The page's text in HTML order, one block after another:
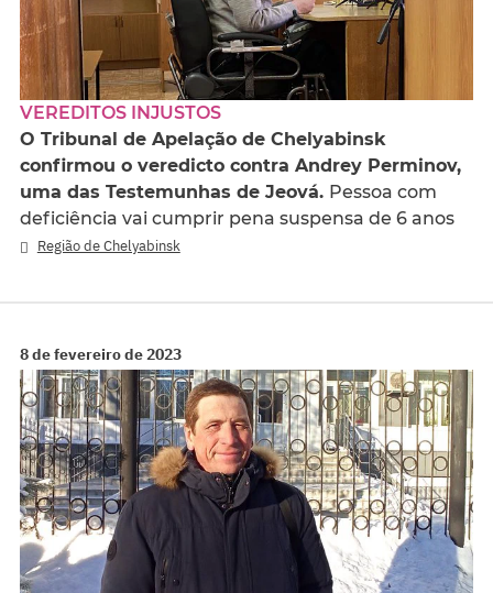
VEREDITOS INJUSTOS
O Tribunal de Apelação de Chelyabinsk
confirmou o veredicto contra Andrey Perminov,
uma das Testemunhas de Jeová. Pessoa com
deficiência vai cumprir pena suspensa de 6 anos
Região de Chelyabinsk
8 de fevereiro de 2023